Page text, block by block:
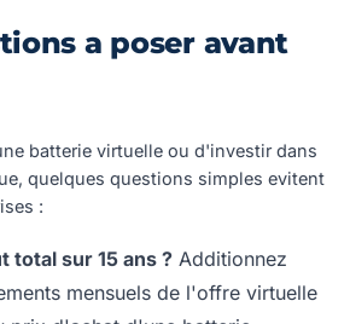
a poser avant
batterie virtuelle ou d'investir dans
quelques questions simples evitent
:
total sur 15 ans ? Additionnez
mensuels de l'offre virtuelle